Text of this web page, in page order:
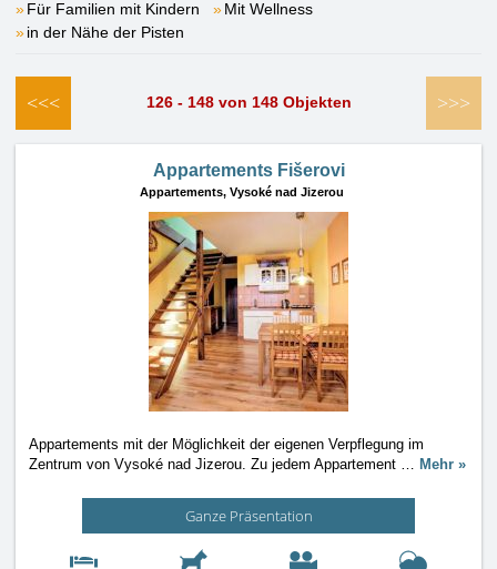
Für Familien mit Kindern
Mit Wellness
in der Nähe der Pisten
<<< 126 - 148 von 148 Objekten >>>
Appartements Fišerovi
Appartements, Vysoké nad Jizerou
Appartements mit der Möglichkeit der eigenen Verpflegung im
Zentrum von Vysoké nad Jizerou. Zu jedem Appartement … Mehr »
Ganze Präsentation